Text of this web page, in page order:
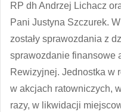
RP dh Andrzej Lichacz
Pani Justyna Szczurek.
zostały sprawozdania z
sprawozdanie finansowe
Rewizyjnej. Jednostka w
w akcjach ratowniczych,
razy, w likwidacji